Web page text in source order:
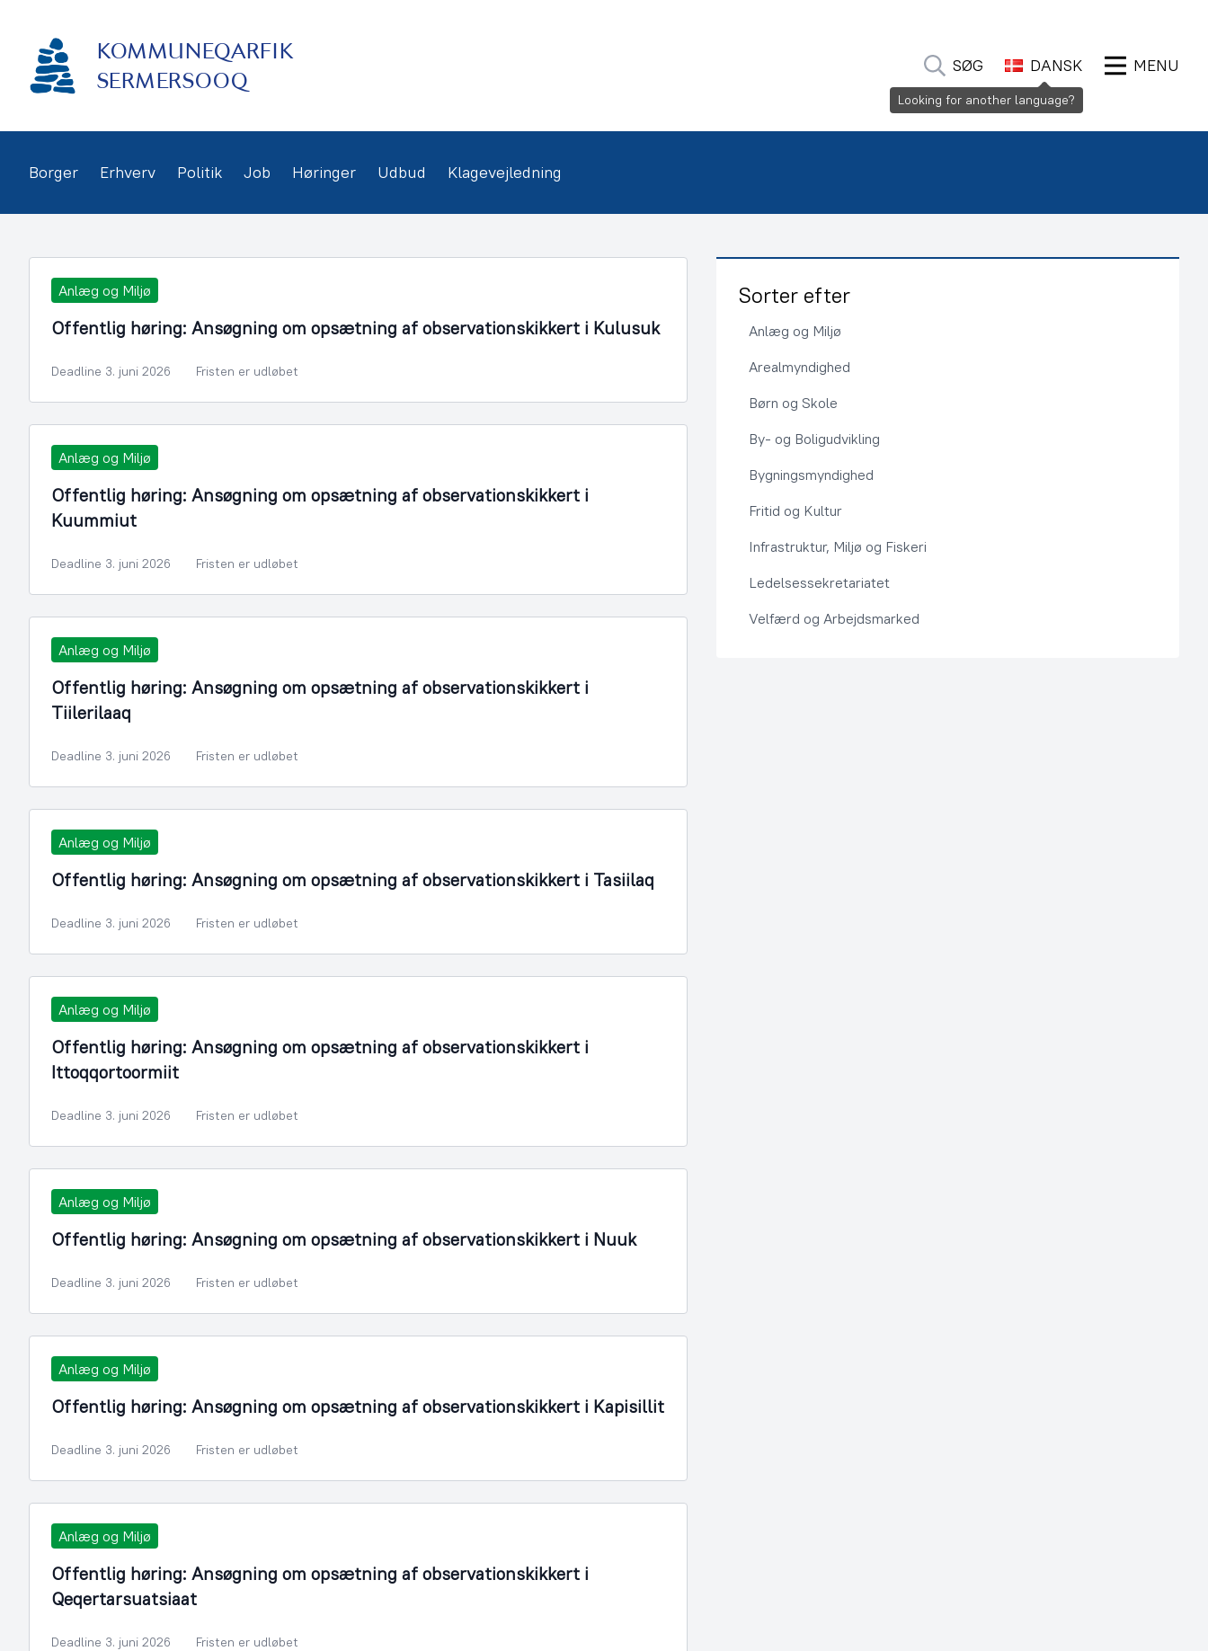
indhold
KOMMUNEQARFIK
SERMERSOOQ
SØG DANSK MENU
Borger Erhverv Politik Job Høringer Udbud Klagevejledning
Anlæg og Miljø
Offentlig høring: Ansøgning om opsætning af observationskikkert i Kulusuk
Deadline 3. juni 2026 Fristen er udløbet
Anlæg og Miljø
Offentlig høring: Ansøgning om opsætning af observationskikkert i
Kuummiut
Deadline 3. juni 2026 Fristen er udløbet
Anlæg og Miljø
Offentlig høring: Ansøgning om opsætning af observationskikkert i
Tiilerilaaq
Deadline 3. juni 2026 Fristen er udløbet
Anlæg og Miljø
Offentlig høring: Ansøgning om opsætning af observationskikkert i Tasiilaq
Deadline 3. juni 2026 Fristen er udløbet
Anlæg og Miljø
Offentlig høring: Ansøgning om opsætning af observationskikkert i
Ittoqqortoormiit
Deadline 3. juni 2026 Fristen er udløbet
Anlæg og Miljø
Offentlig høring: Ansøgning om opsætning af observationskikkert i Nuuk
Deadline 3. juni 2026 Fristen er udløbet
Anlæg og Miljø
Offentlig høring: Ansøgning om opsætning af observationskikkert i Kapisillit
Deadline 3. juni 2026 Fristen er udløbet
Anlæg og Miljø
Offentlig høring: Ansøgning om opsætning af observationskikkert i
Qeqertarsuatsiaat
Deadline 3. juni 2026 Fristen er udløbet
Sorter efter
Anlæg og Miljø
Arealmyndighed
Børn og Skole
By- og Boligudvikling
Bygningsmyndighed
Fritid og Kultur
Infrastruktur, Miljø og Fiskeri
Ledelsessekretariatet
Velfærd og Arbejdsmarked
Looking for another language?